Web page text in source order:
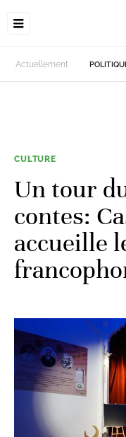
Actuellement
CULTURE
Un tour
contes:
accueille